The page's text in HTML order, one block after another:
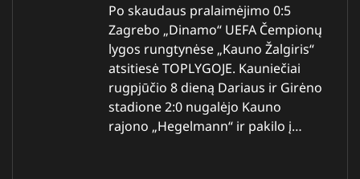
Po skaudaus pralaimėjimo 0:5
Zagrebo „Dinamo“ UEFA Čempionų
lygos rungtynėse „Kauno Žalgiris“
atsitiesė TOPLYGOJE. Kauniečiai
rugpjūčio 8 dieną Dariaus ir Girėno
stadione 2:0 nugalėjo Kauno
rajono „Hegelmann“ ir pakilo į…